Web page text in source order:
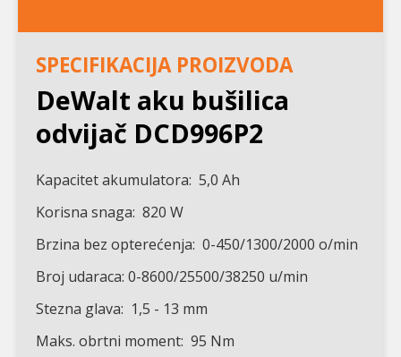
SPECIFIKACIJA PROIZVODA
DeWalt aku bušilica
odvijač DCD996P2
Kapacitet akumulatora: 5,0 Ah
Korisna snaga: 820 W
Brzina bez opterećenja: 0-450/1300/2000 o/min
Broj udaraca: 0-8600/25500/38250 u/min
Stezna glava: 1,5 - 13 mm
Maks. obrtni moment: 95 Nm